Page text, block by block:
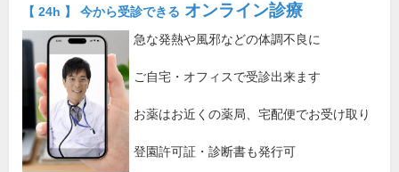
【 24h 】 今から受診できる オンライン診療
急な発熱や風邪などの体調不良に
ご自宅・オフィスで受診出来ます
お薬はお近くの薬局、宅配便でお受け取り
登園許可証・診断書も発行可